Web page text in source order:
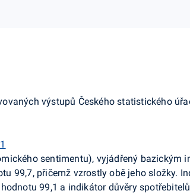
výstupů Českého statistického
sentimentu), vyjádřený bazickým
99,7, přičemž vzrostly obě jeho složky.
99,1 a indikátor důvěry